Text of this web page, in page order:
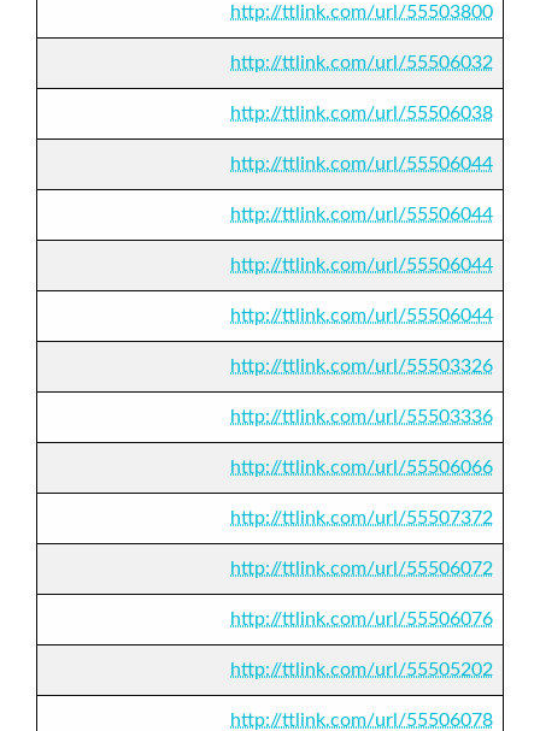
http://ttlink.com/url/55503800
http://ttlink.com/url/55506032
http://ttlink.com/url/55506038
http://ttlink.com/url/55506044
http://ttlink.com/url/55506044
http://ttlink.com/url/55506044
http://ttlink.com/url/55506044
http://ttlink.com/url/55503326
http://ttlink.com/url/55503336
http://ttlink.com/url/55506066
http://ttlink.com/url/55507372
http://ttlink.com/url/55506072
http://ttlink.com/url/55506076
http://ttlink.com/url/55505202
http://ttlink.com/url/55506078